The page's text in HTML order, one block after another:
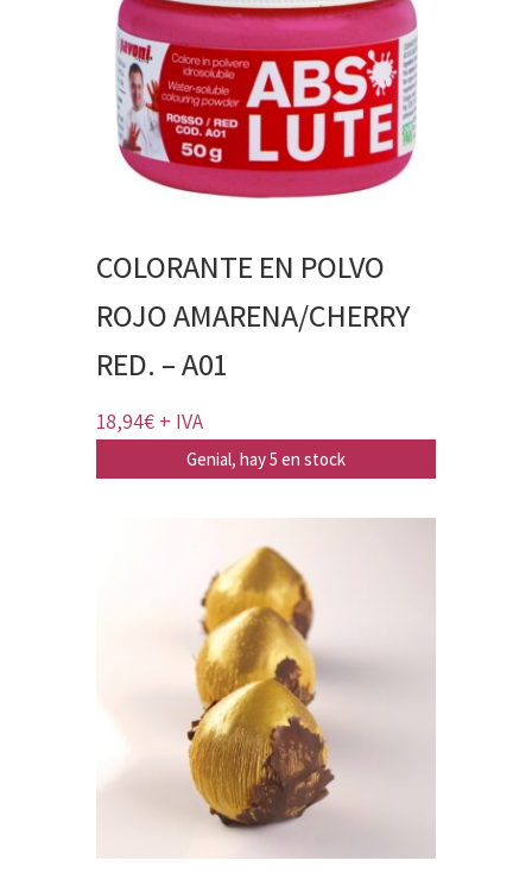
COLORANTE EN POLVO
ROJO AMARENA/CHERRY
RED. – A01
18,94€ + IVA
Genial, hay 5 en stock